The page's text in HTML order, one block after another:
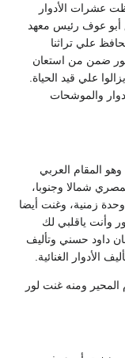
عشرات الأدوار
أبو عوف رئيس معهد
علي تراثنا
ضمن من استعان
علي قيد الحياة.
والموشحات
المقام العربي
شمالا وجنوبا،
وكان ايقاعه من المحجر وهو ايقاع ثري من 14 وحدة زمنية، وغنت أيضا
وأنت ياقلبي لك
داود حسني وتأليف
الأدوار الغنائية.
ومنه غنت لور